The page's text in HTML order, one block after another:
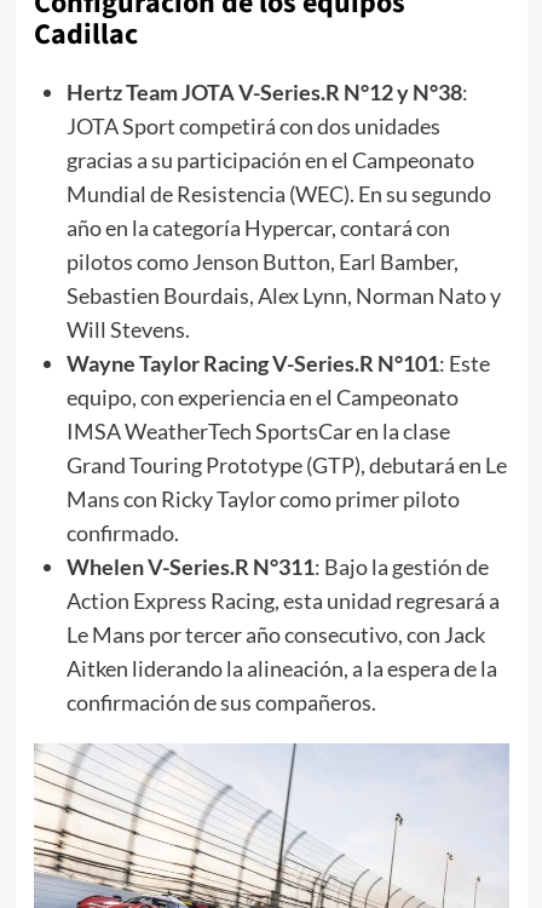
Cadillac
Hertz Team JOTA V-Series.R N°12 y N°38:
JOTA Sport competirá con dos unidades
gracias a su participación en el Campeonato
Mundial de Resistencia (WEC). En su segundo
año en la categoría Hypercar, contará con
pilotos como Jenson Button, Earl Bamber,
Sebastien Bourdais, Alex Lynn, Norman Nato y
Will Stevens.
Wayne Taylor Racing V-Series.R N°101: Este
equipo, con experiencia en el Campeonato
IMSA WeatherTech SportsCar en la clase
Grand Touring Prototype (GTP), debutará en Le
Mans con Ricky Taylor como primer piloto
confirmado.
Whelen V-Series.R N°311: Bajo la gestión de
Action Express Racing, esta unidad regresará a
Le Mans por tercer año consecutivo, con Jack
Aitken liderando la alineación, a la espera de la
confirmación de sus compañeros.